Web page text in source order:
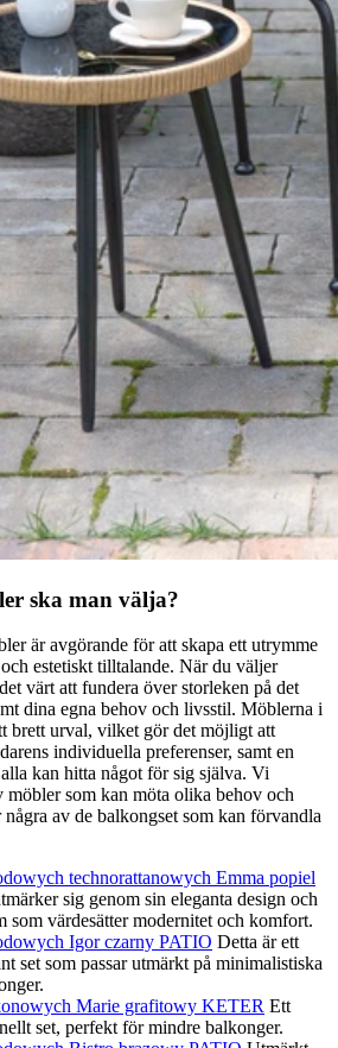
ska man välja?
är avgörande för att skapa ett utrymme
estetiskt tilltalande. När du väljer
värt att fundera över storleken på det
dina egna behov och livsstil. Möblerna i
brett urval, vilket gör det möjligt att
individuella preferenser, samt en
kan hitta något för sig själva. Vi
möbler som kan möta olika behov och
av de balkongset som kan förvandla
technorattanowych Emma popiel
sig genom sin eleganta design och
som värdesätter modernitet och komfort.
Igor czarny PATIO Detta är ett
set som passar utmärkt på minimalistiska
Marie grafitowy KETER Ett
set, perfekt för mindre balkonger.